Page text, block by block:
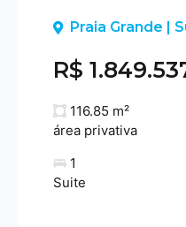
PreviousPraia Grande |
R$
116.85 m²
área privativa
1
Suite